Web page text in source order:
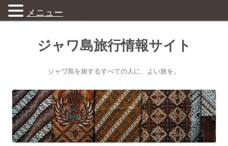
ジャワ島旅行情報サイト
ジャワ島を旅するすべての人に、よい旅を。
メニュー